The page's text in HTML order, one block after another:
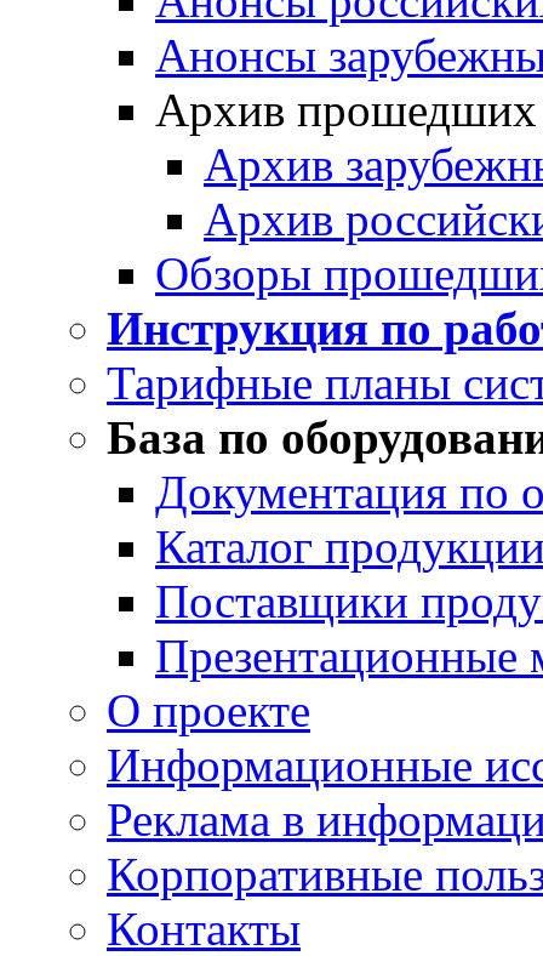
Анонсы
Архив прошедших
Архив
Архив
Обзоры
Инструкция по
Тарифные планы
База по
Документация по
Каталог
Поставщики
Презентационные
О проекте
Информационные
Реклама в
Корпоративные
Контакты